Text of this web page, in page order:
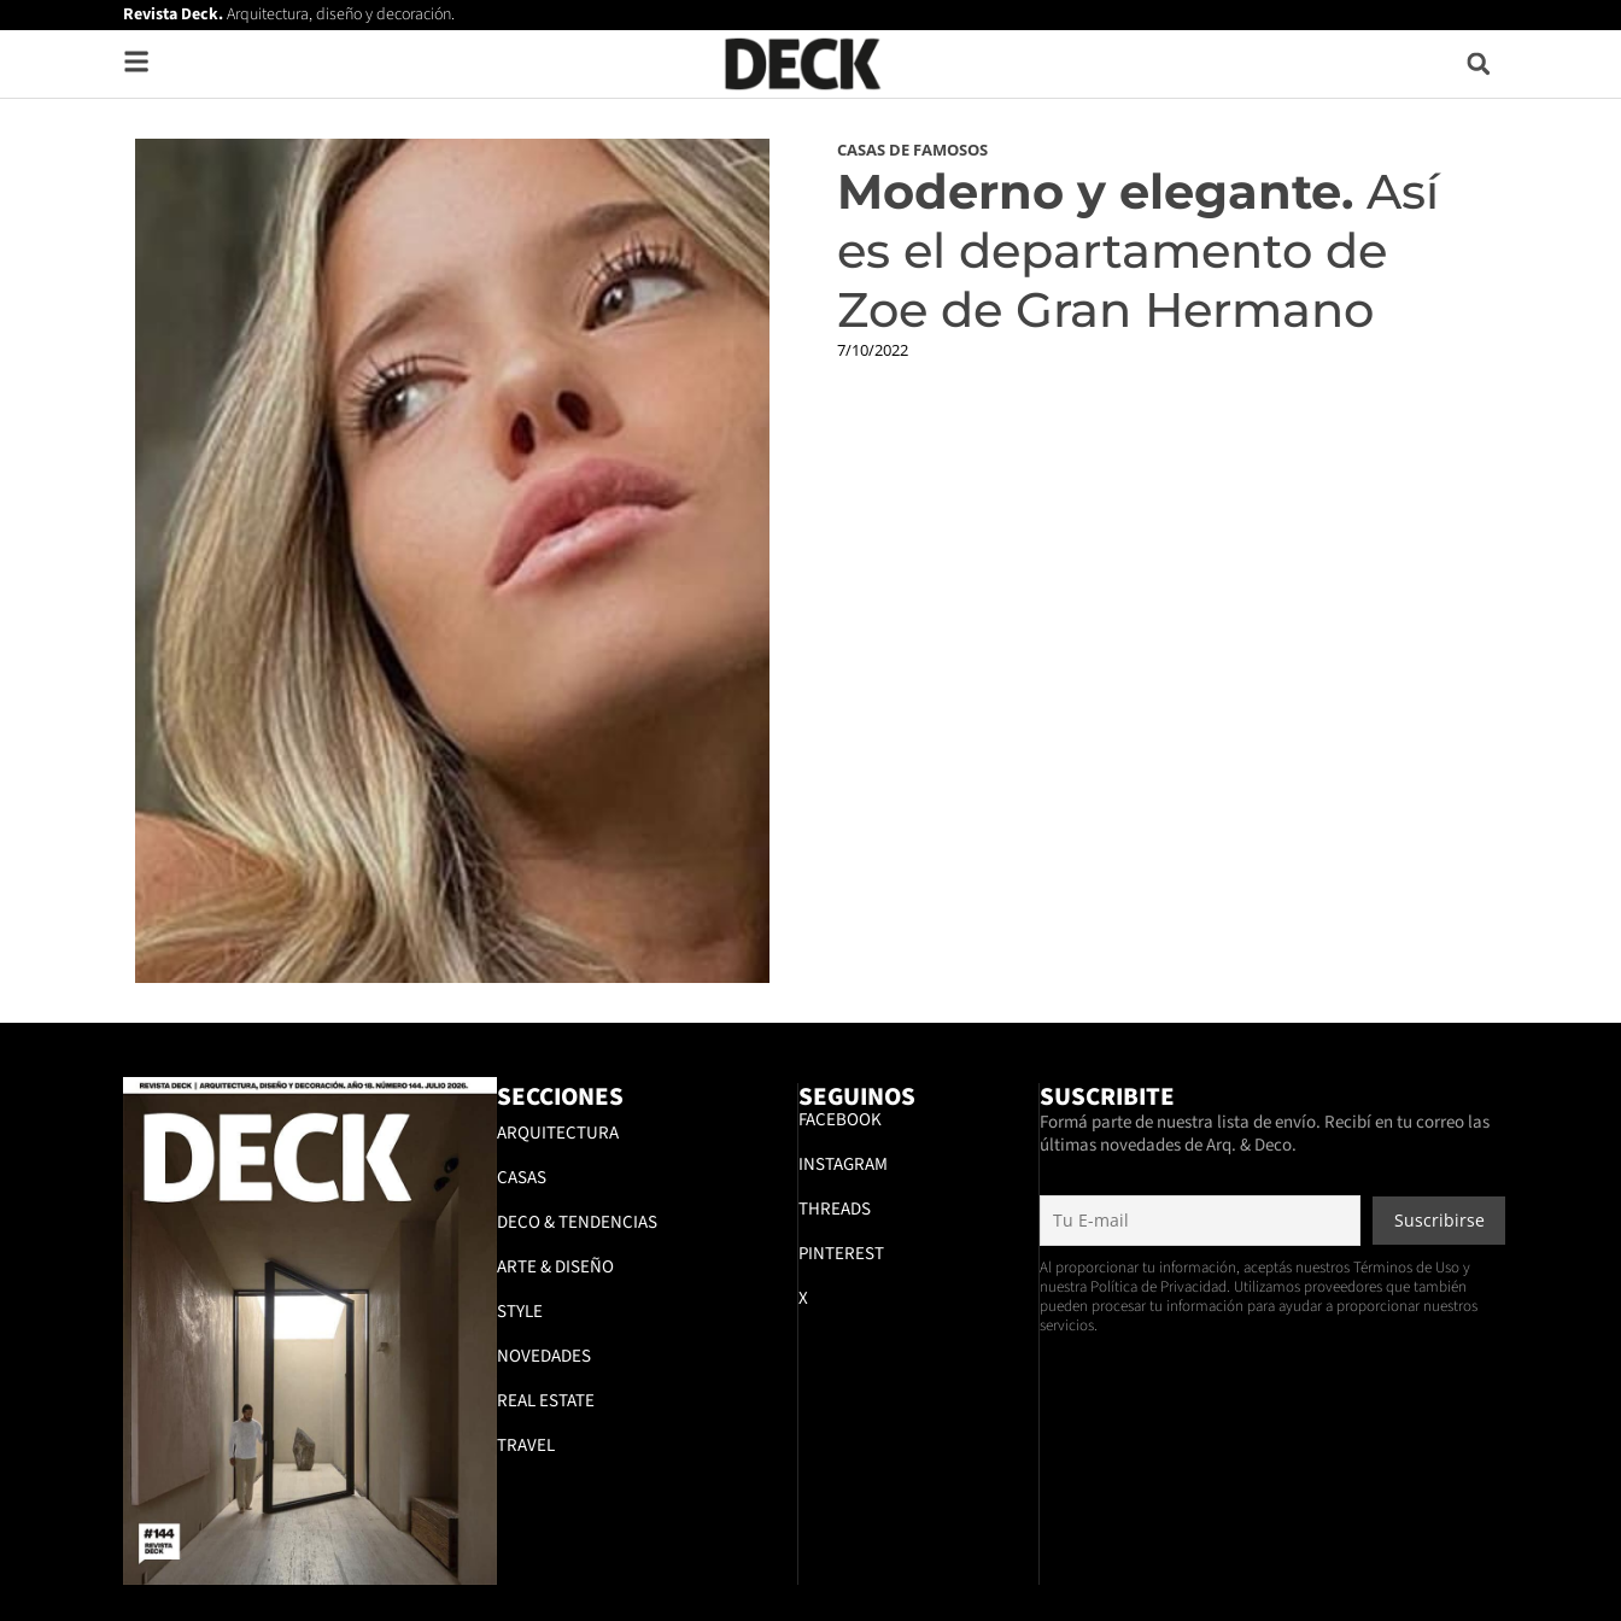
Revista Deck.Arquitectura, diseño y decoración.
CASAS DE FAMOSOS
Moderno y elegante. Así
es el departamento de
Zoe de Gran Hermano
7/10/2022
SECCIONES
ARQUITECTURA
CASAS
DECO & TENDENCIAS
ARTE & DISEÑO
STYLE
NOVEDADES
REAL ESTATE
TRAVEL
SEGUINOS
FACEBOOK
INSTAGRAM
THREADS
PINTEREST
X
SUSCRIBITE
Formá parte de nuestra lista de envío. Recibí en tu correo las
últimas novedades de Arq. & Deco.
Al proporcionar tu información, aceptás nuestros Términos de Uso y
nuestra Política de Privacidad. Utilizamos proveedores que también
pueden procesar tu información para ayudar a proporcionar nuestros
servicios.